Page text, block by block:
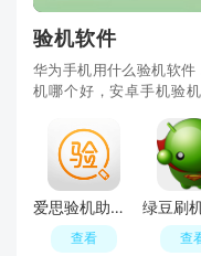
验机软件
华为手机用什么验机软
机哪个好，安卓手机验
卓验机刷机软件，那就
件吧，超多好用的安卓
魅族、小米、vivo等市场
爱思验机助手安卓版免费版
查看 查